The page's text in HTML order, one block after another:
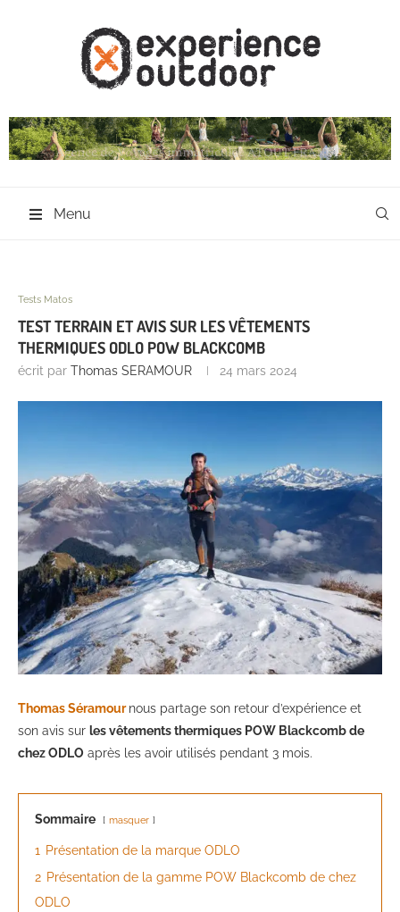
Menu
Tests Matos
TEST TERRAIN ET AVIS SUR LES VÊTEMENTS
THERMIQUES ODLO POW BLACKCOMB
écrit par Thomas SERAMOUR 24 mars 2024
Thomas Séramour nous partage son retour d’expérience et
son avis sur les vêtements thermiques POW Blackcomb de
chez ODLO après les avoir utilisés pendant 3 mois.
Sommaire masquer
1 Présentation de la marque ODLO
2 Présentation de la gamme POW Blackcomb de chez
ODLO